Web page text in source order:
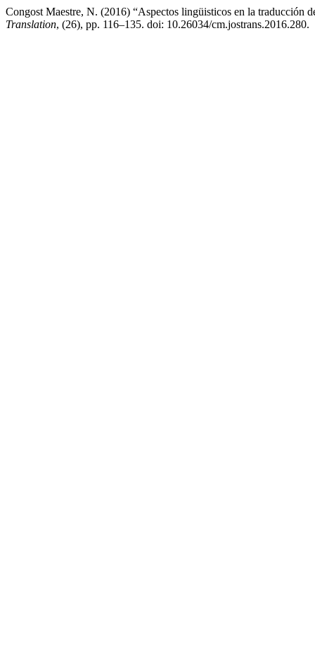
Congost Maestre, N. (2016) “Aspectos lingüisticos en la traducción
Translation, (26), pp. 116–135. doi: 10.26034/cm.jostrans.2016.280.